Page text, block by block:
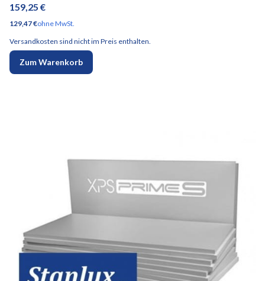
Preis
159,25 €
Preis
129,47 €ohne MwSt.
Versandkosten sind nicht im Preis enthalten.
Zum Warenkorb